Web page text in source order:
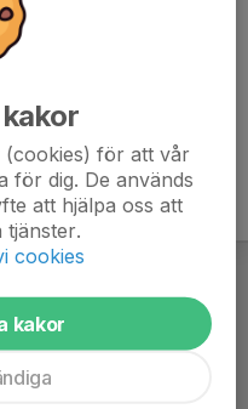
(cookies) för att vår
för dig. De används
att hjälpa oss att
cookies
kakor